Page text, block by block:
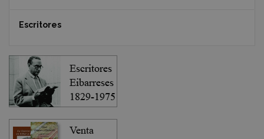
Escritores